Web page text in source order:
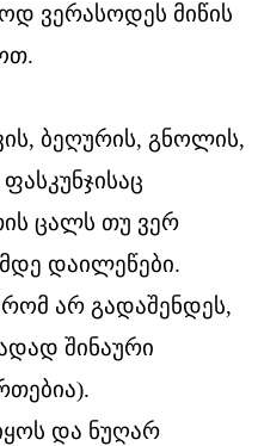
ვერასოდეს მიწის
ბეღურის, გნოლის,
ცალს თუ ვერ
დაილეწები.
არ გადაშენდეს,
შინაური
და ნუღარ